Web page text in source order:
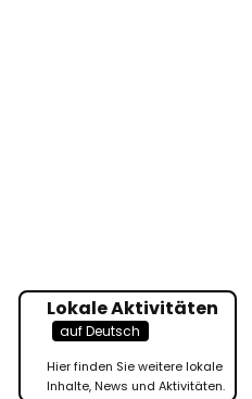
Lokale Aktivitäten
auf Deutsch
Hier finden Sie weitere lokale
Inhalte, News und Aktivitäten.